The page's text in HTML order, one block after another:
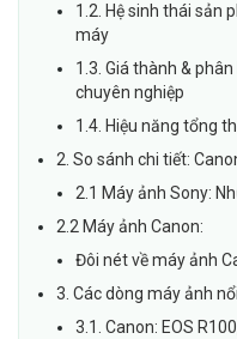
1.2. Hệ sinh thái sản
máy
1.3. Giá thành &
chuyên nghiệp
1.4. Hiệu năng tổng
2. So sánh chi tiết:
2.1 Máy ảnh Sony:
2.2 Máy ảnh Canon:
Đôi nét về máy ảnh
3. Các dòng máy ảnh
3.1. Canon: EOS